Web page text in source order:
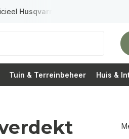
Husqvarna Premium Dealer in
Tuin & Terreinbeheer Huis &